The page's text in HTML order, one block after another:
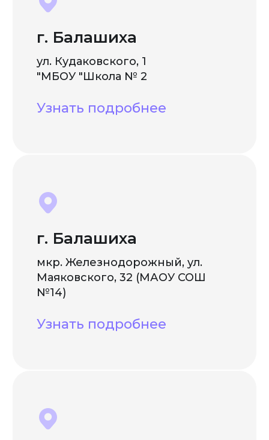
г. Балашиха
ул. Кудаковского, 1
"МБОУ "Школа № 2
Узнать подробнее
г. Балашиха
мкр. Железнодорожный, ул.
Маяковского, 32 (МАОУ СОШ
№14)
Узнать подробнее